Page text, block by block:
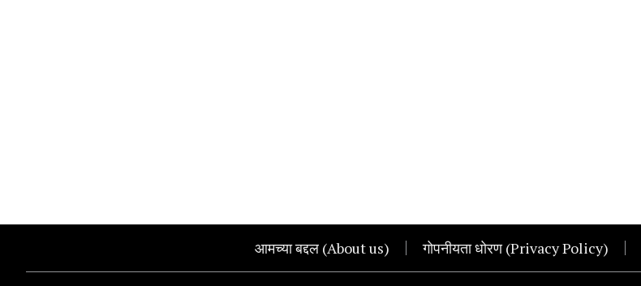
आमच्या बद्दल (About us) गोपनीयता धोरण (Privacy Policy)